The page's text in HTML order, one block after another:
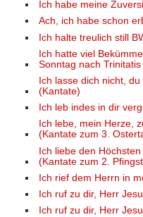
Ich habe meine
Ach, ich habe schon
Ich halte treulich still
Ich hatte viel
Sonntag nach
Ich lasse dich nicht,
(Kantate)
Ich leb indes in dir
Ich lebe, mein Herze,
(Kantate zum 3.
Ich liebe den
(Kantate zum 2.
Ich rief dem Herrn in
Ich ruf zu dir, Herr
Ich ruf zu dir, Herr